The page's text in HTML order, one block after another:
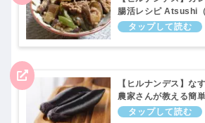
腸活レシピ Atsushi
ス料理｜8月17日
【ヒルナンデス】な
農家さんが教える簡